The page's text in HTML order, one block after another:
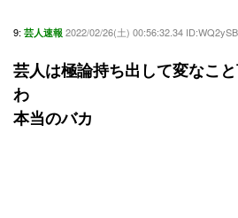
9: 芸人速報 2022/02/26(土) 00:56:32.34
芸人は極論持ち出して変なこ
わ
本当のバカ